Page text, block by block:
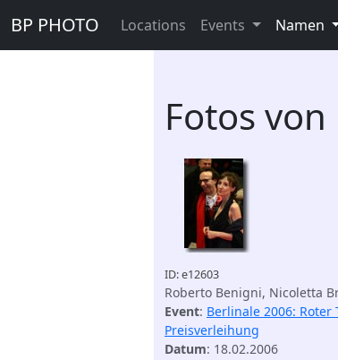
BP PHOTO Locations Events Namen
Fotos
ID: e12603
Roberto Benigni, Nicoletta
Event: Berlinale 2006: Roter
Preisverleihung
Datum: 18.02.2006